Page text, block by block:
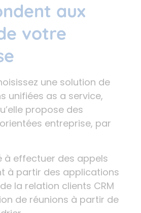
aux
votre
une solution de
unifiées as a service,
propose des
entreprise, par
à effectuer des appels
à partir des applications
la relation clients CRM
de réunions à partir de